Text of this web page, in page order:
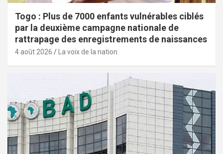
Togo : Plus de 7000 enfants vulnérables ciblés
par la deuxième campagne nationale de
rattrapage des enregistrements de naissances
4 août 2026 La voix de la nation